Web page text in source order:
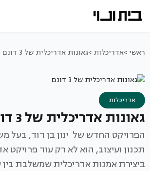
ראשי >אדריכלות >גאונות אדריכלית של 3 דונם
אדריכלות
גאונות אדריכלית של 3 דונם
הפרויקט החדש של ינון בן דוד, בעל
תכנון ועיצוב, הוא לא רק עוד פרויקט
ביצירת אמנות אדריכלית שמשלבת בין